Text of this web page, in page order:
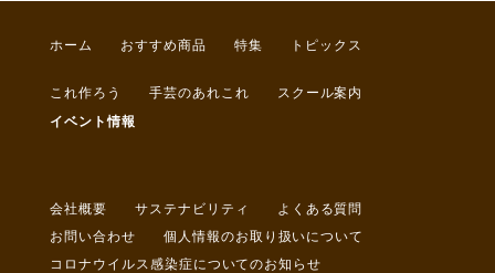
ホーム おすすめ商品 特集 トピックス
これ作ろう 手芸のあれこれ
スクール案内
イベント情報
会社概要 サステナビリティ
よくある質問
お問い合わせ
個人情報のお取り扱いについて
コロナウイルス感染症についてのお知らせ